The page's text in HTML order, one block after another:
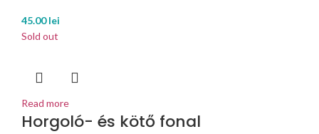
45.00lei
Sold out
Read more
Horgoló- és kötő fonal